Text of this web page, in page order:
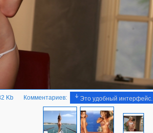
Kb Комментариев: Это удобный интерфейс.